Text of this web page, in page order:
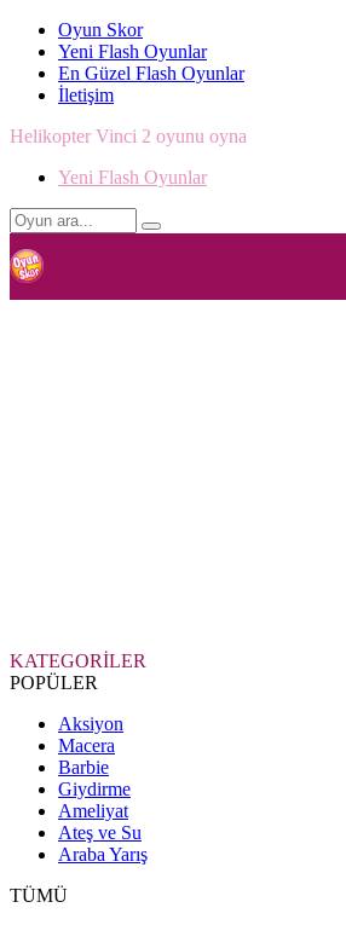
Oyun Skor
Yeni Flash Oyunlar
En Güzel Flash Oyunlar
İletişim
Helikopter Vinci 2 oyunu oyna
Yeni Flash Oyunlar
KATEGORİLER
POPÜLER
Aksiyon
Macera
Barbie
Giydirme
Ameliyat
Ateş ve Su
Araba Yarış
TÜMÜ